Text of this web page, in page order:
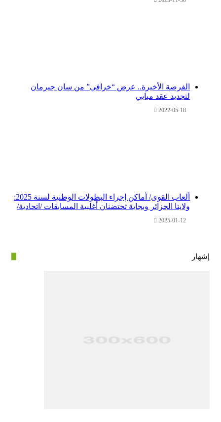
الفرصة الأخيرة.. عرض “خرافي” من سان جيرمان
لتجديد عقد مبابي
2022-05-18
ألعاب القوى/ أماكن إجراء البطولات الوطنية لسنة 2025:
ولايتا الجزائر وبجاية تحتضنان أغلبية المسابقات /اتحادية/
2025-01-12